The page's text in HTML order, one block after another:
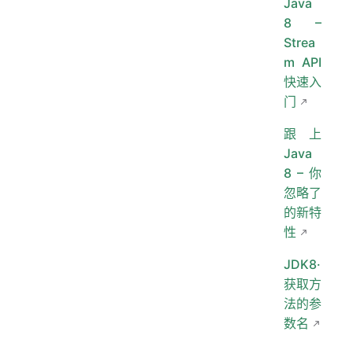
8 –
Strea
m API
快速入
门
跟上
Java
8 – 你
忽略了
的新特
性
JDK8·
获取方
法的参
数名